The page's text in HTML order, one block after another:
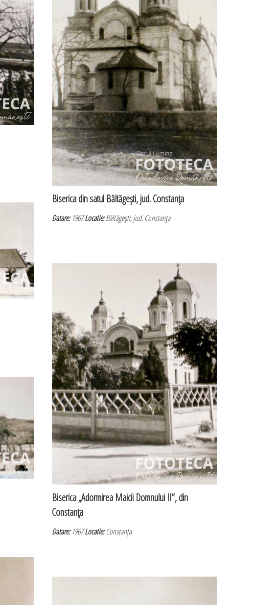
Biserica din satul Băltăgeşti, jud. Constanţa
Datare:1967Locatie:Băltăgeşti, jud. Constanţa
Biserica „Adormirea Maicii Domnului II”, din
Constanţa
Datare:1967Locatie:Constanţa